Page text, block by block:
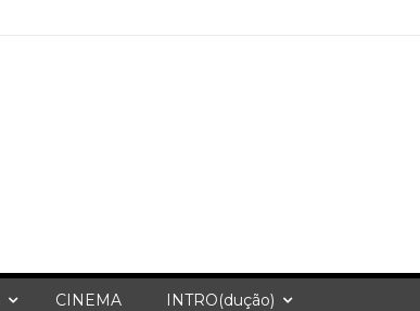
CINEMA INTRO(dução)